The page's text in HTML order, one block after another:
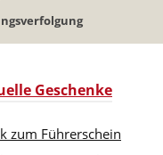
Geschenke
zum Führerschein